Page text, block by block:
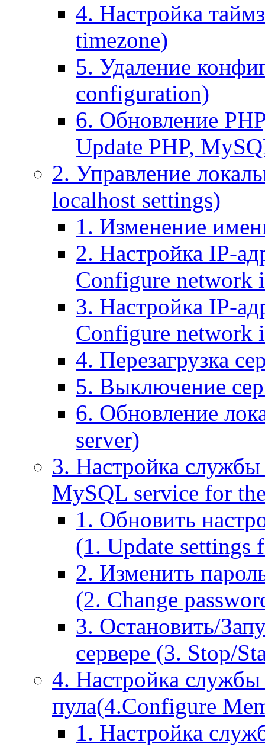
4. Настройка
timezone)
5. Удаление
configuration)
6. Обновление
Update PHP,
2. Управление
localhost settings)
1. Изменение
2. Настройка IP-
Configure network
3. Настройка IP-
Configure network
4. Перезагрузка
5. Выключение
6. Обновление
server)
3. Настройка
MySQL service for
1. Обновить
(1. Update settings
2. Изменить
(2. Change
3. Остановить/
сервере (3. Stop/
4. Настройка
пула(4.Configure
1. Настройка